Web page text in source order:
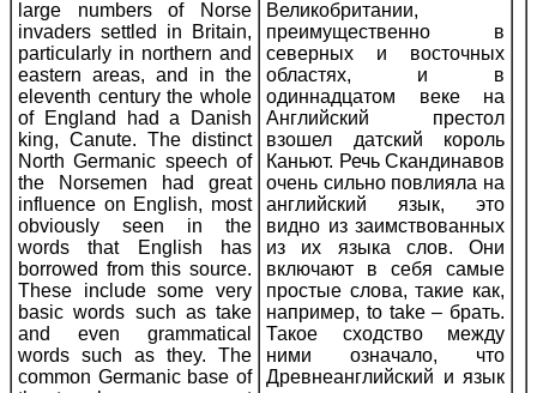
large numbers of Norse
invaders settled in Britain,
particularly in northern and
eastern areas, and in the
eleventh century the whole
of England had a Danish
king, Canute. The distinct
North Germanic speech of
the Norsemen had great
influence on English, most
obviously seen in the
words that English has
borrowed from this source.
These include some very
basic words such as take
and even grammatical
words such as they. The
common Germanic base of
Великобритании,
преимущественно в
северных и восточных
областях, и в
одиннадцатом веке на
Английский престол
взошел датский король
Каньют. Речь Скандинавов
очень сильно повлияла на
английский язык, это
видно из заимствованных
из их языка слов. Они
включают в себя самые
простые слова, такие как,
например, to take – брать.
Такое сходство между
ними означало, что
Древнеанглийский и язык